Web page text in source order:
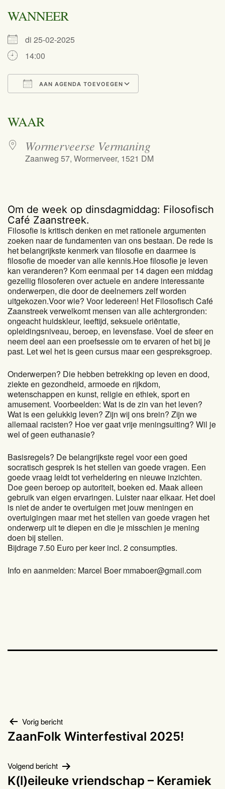
WANNEER
di 25-02-2025
14:00
AAN AGENDA TOEVOEGEN
WAAR
Wormerveerse Vermaning
Zaanweg 57, Wormerveer, 1521 DM
Om de week op dinsdagmiddag: Filosofisch
Café Zaanstreek.
Filosofie is kritisch denken en met rationele argumenten
zoeken naar de fundamenten van ons bestaan. De rede is
het belangrijkste kenmerk van filosofie en daarmee is
filosofie de moeder van alle kennis.Hoe filosofie je leven
kan veranderen? Kom eenmaal per 14 dagen een middag
gezellig filosoferen over actuele en andere interessante
onderwerpen, die door de deelnemers zelf worden
uitgekozen.Voor wie? Voor Iedereen! Het Filosofisch Café
Zaanstreek verwelkomt mensen van alle achtergronden:
ongeacht huidskleur, leeftijd, seksuele oriëntatie,
opleidingsniveau, beroep, en levensfase. Voel de sfeer en
neem deel aan een proefsessie om te ervaren of het bij je
past. Let wel het is geen cursus maar een gespreksgroep.
Onderwerpen? Die hebben betrekking op leven en dood,
ziekte en gezondheid, armoede en rijkdom,
wetenschappen en kunst, religie en ethiek, sport en
amusement. Voorbeelden: Wat is de zin van het leven?
Wat is een gelukkig leven? Zijn wij ons brein? Zijn we
allemaal racisten? Hoe ver gaat vrije meningsuiting? Wil je
wel of geen euthanasie?
Basisregels? De belangrijkste regel voor een goed
socratisch gesprek is het stellen van goede vragen. Een
goede vraag leidt tot verheldering en nieuwe inzichten.
Doe geen beroep op autoriteit, boeken ed. Maak alleen
gebruik van eigen ervaringen. Luister naar elkaar. Het doel
is niet de ander te overtuigen met jouw meningen en
overtuigingen maar met het stellen van goede vragen het
onderwerp uit te diepen en die je misschien je mening
doen bij stellen.
Bijdrage 7.50 Euro per keer incl. 2 consumpties.
Info en aanmelden: Marcel Boer mmaboer@gmail.com
Bericht
Vorig bericht
ZaanFolk Winterfestival 2025!
Volgend bericht
K(l)eileuke vriendschap – Keramiek